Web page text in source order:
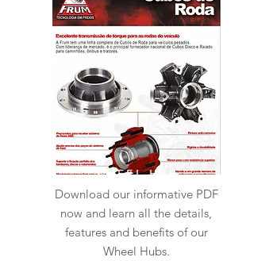
WHEEL HUB
Download our informative PDF
now and learn all the details,
features and benefits of our
Wheel Hubs.